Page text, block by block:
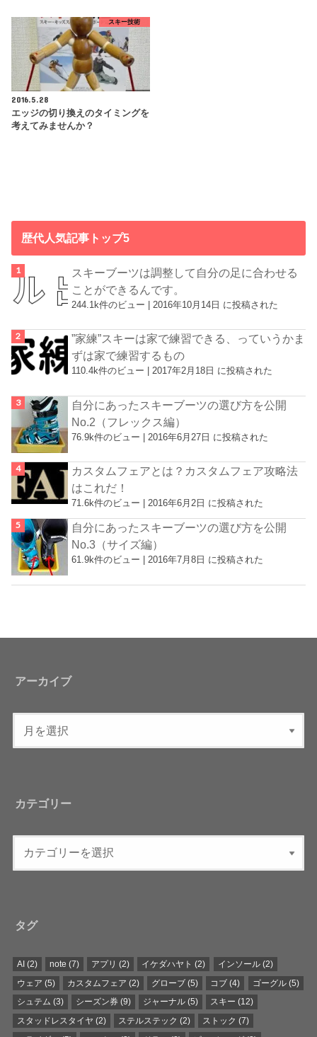
スキー技術
2016.5.28
エッジの切り換えのタイミングを
考えてみませんか？
歴代人気記事トップ5
スキーブーツは調整して自分の足に合わせる
ことができるんです。
244.1k件のビュー 2016年10月14日 に投稿された
”家練”スキーは家で練習できる、っていうかま
ずは家で練習するもの
110.4k件のビュー |2017年2月18日 に投稿された
自分にあったスキーブーツの選び方を公開
No.2（フレックス編）
76.9k件のビュー | 2016年6月27日 に投稿された
カスタムフェアとは？カスタムフェア攻略法
はこれだ！
71.6k件のビュー |2016年6月2日 に投稿された
自分にあったスキーブーツの選び方を公開
No.3（サイズ編）
61.9k件のビュー |2016年7月8日 に投稿された
アーカイブ
カテゴリー
タグ
AI (2) note (7) アプリ (2) イケダハヤト (2) インソール(2)
ウェア (5) カスタムフェア (2) グローブ (5) コブ (4) ゴーグル(5)
シュテム (3) シーズン券 (9) ジャーナル (5) スキー (12)
スタッドレスタイヤ (2) ステルステック (2) ストック (7)